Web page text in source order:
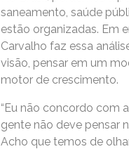
saneamento, saúde
estão organizadas. Em
Carvalho faz essa
visão, pensar em um
motor de crescimento.
“Eu não concordo com
gente não deve pensar
Acho que temos de